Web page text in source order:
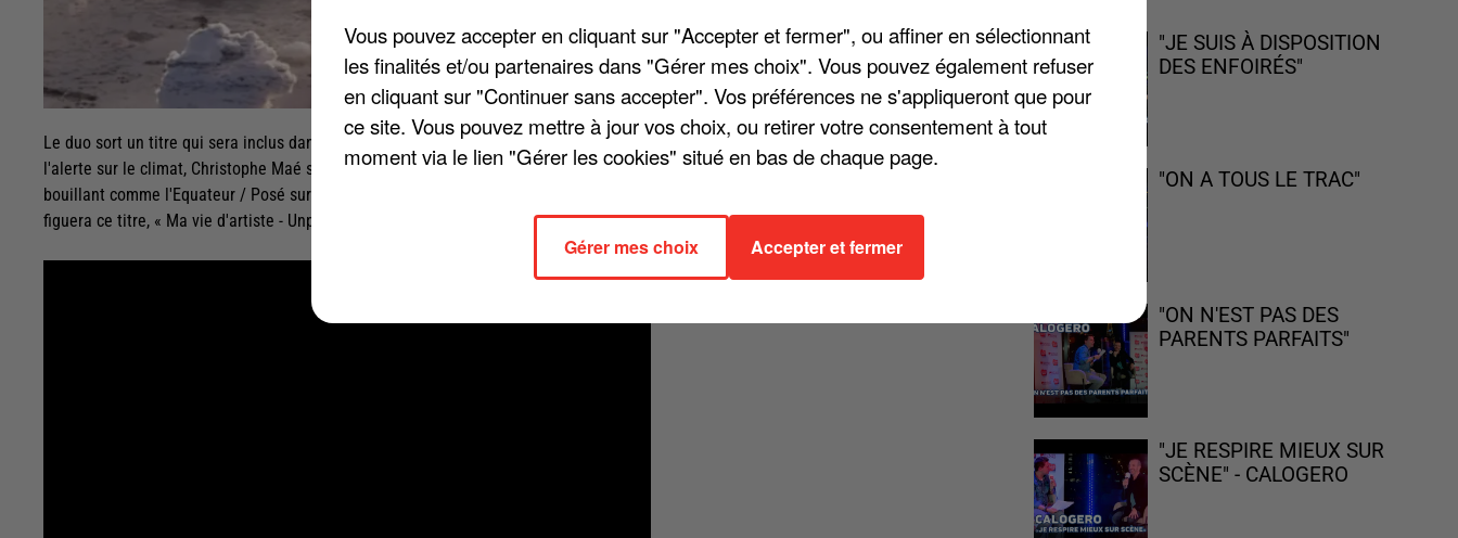
Le duo sort un titre qui sera inclus dans une réédition de l'album « La vie d'artiste », sorti il y a un an. Dans cette chanson qui sonne
l'alerte sur le climat, Christophe Maé se met dans la peau d'un ours et scande : « Laisse-moi seul, j'suis pas d'humeur / Je suis
bouillant comme l'Equateur / Posé sur quelques mètres carrés / J'ai beau hurler mais y'a personne pour m'aider ». Le CD sur lequel
figuera ce titre, « Ma vie d'artiste - Unplugged », contiendra 14 titres et sortira le 30 octobre. Écoutez !
"JE SUIS À DISPOSITION
DES ENFOIRÉS"
"ON A TOUS LE TRAC"
"ON N'EST PAS DES
PARENTS PARFAITS"
"JE RESPIRE MIEUX SUR
SCÈNE" - CALOGERO
Vous pouvez accepter en cliquant sur "Accepter et fermer", ou affiner en sélectionnant
les finalités et/ou partenaires dans "Gérer mes choix". Vous pouvez également refuser
en cliquant sur "Continuer sans accepter". Vos préférences ne s'appliqueront que pour
ce site. Vous pouvez mettre à jour vos choix, ou retirer votre consentement à tout
moment via le lien "Gérer les cookies" situé en bas de chaque page.
Gérer mes choix Accepter et fermer